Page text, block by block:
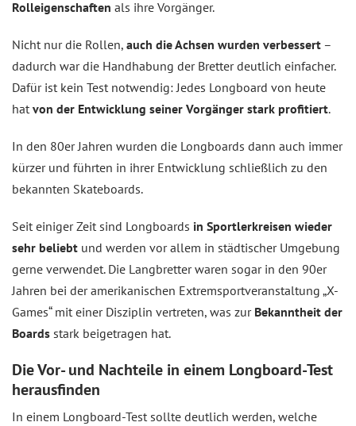
Rolleigenschaften als ihre Vorgänger.
Nicht nur die Rollen, auch die Achsen wurden verbessert –
dadurch war die Handhabung der Bretter deutlich einfacher.
Dafür ist kein Test notwendig: Jedes Longboard von heute
hat von der Entwicklung seiner Vorgänger stark profitiert.
In den 80er Jahren wurden die Longboards dann auch immer
kürzer und führten in ihrer Entwicklung schließlich zu den
bekannten Skateboards.
Seit einiger Zeit sind Longboards in Sportlerkreisen wieder
sehr beliebt und werden vor allem in städtischer Umgebung
gerne verwendet. Die Langbretter waren sogar in den 90er
Jahren bei der amerikanischen Extremsportveranstaltung „X-
Games“ mit einer Disziplin vertreten, was zur Bekanntheit der
Boards stark beigetragen hat.
Die Vor- und Nachteile in einem Longboard-Test
herausfinden
In einem Longboard-Test sollte deutlich werden, welche